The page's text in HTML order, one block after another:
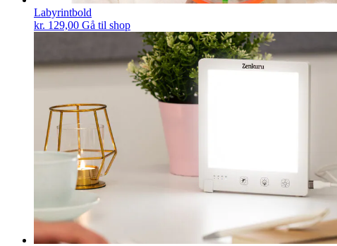
Labyrintbold
kr. 129,00 Gå til shop